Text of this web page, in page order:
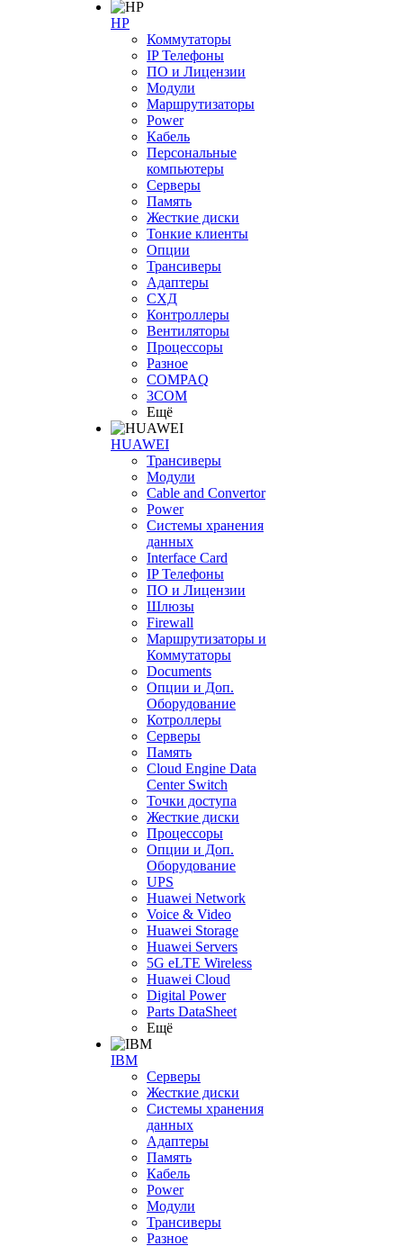
HP
Коммутаторы
IP Телефоны
ПО и Лицензии
Модули
Маршрутизаторы
Power
Кабель
Персональные
компьютеры
Серверы
Память
Жесткие диски
Тонкие клиенты
Опции
Трансиверы
Адаптеры
СХД
Контроллеры
Вентиляторы
Процессоры
Разное
COMPAQ
3COM
Ещё
HUAWEI
Трансиверы
Модули
Cable and Convertor
Power
Системы хранения
данных
Interface Card
IP Телефоны
ПО и Лицензии
Шлюзы
Firewall
Маршрутизаторы и
Коммутаторы
Documents
Опции и Доп.
Оборудование
Котроллеры
Серверы
Память
Cloud Engine Data
Center Switch
Точки доступа
Жесткие диски
Процессоры
Опции и Доп.
Оборудование
UPS
Huawei Network
Voice & Video
Huawei Storage
Huawei Servers
5G eLTE Wireless
Huawei Cloud
Digital Power
Parts DataSheet
Ещё
IBM
Серверы
Жесткие диски
Системы хранения
данных
Адаптеры
Память
Кабель
Power
Модули
Трансиверы
Разное